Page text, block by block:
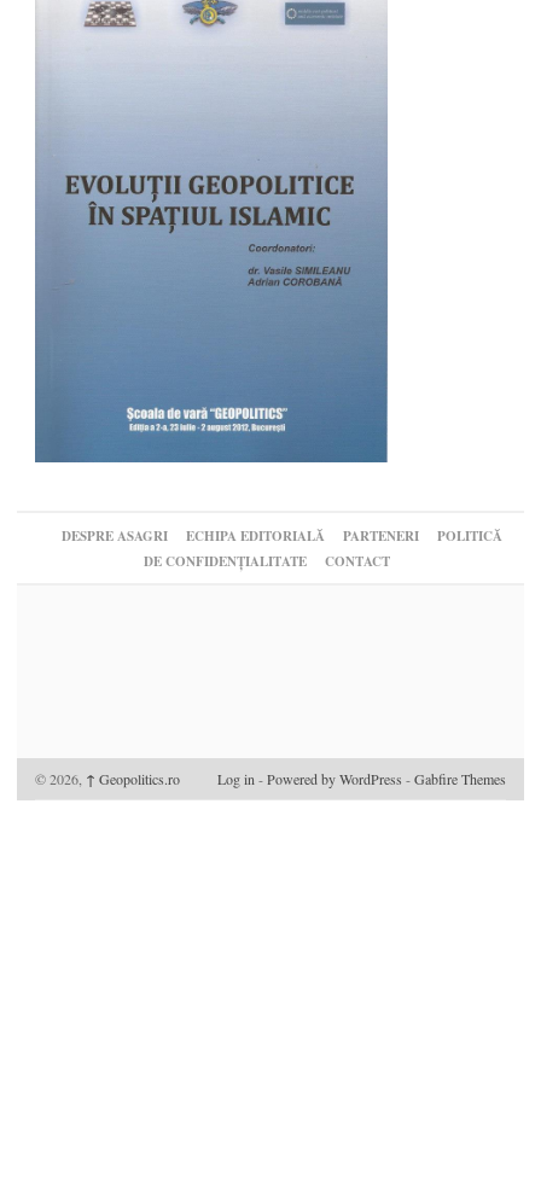
DESPRE ASAGRI ECHIPA EDITORIALĂ PARTENERI
POLITICĂ
DE CONFIDENȚIALITATE
CONTACT
© 2026, ↑ Geopolitics.ro Log in -Powered by WordPress -Gabfire Themes